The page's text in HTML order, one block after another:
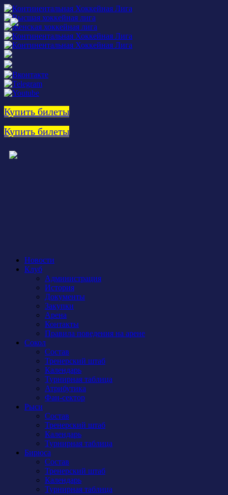
Купить билеты
Купить билеты
Новости
Клуб
Администрация
История
Документы
Закупки
Арена
Контакты
Правила поведения на арене
Сокол
Состав
Тренерский штаб
Календарь
Турнирная таблица
Атрибутика
Фан-сектор
Рыси
Состав
Тренерский штаб
Календарь
Турнирная таблица
Бирюса
Состав
Тренерский штаб
Календарь
Турнирная таблица